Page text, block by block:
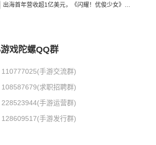
出海首年营收超1亿美元，《闪耀！优俊少女》美国市场占比达七成
游戏陀螺QQ群
110777025(手游交流群)
108587679(求职招聘群)
228523944(手游运营群)
128609517(手游发行群)